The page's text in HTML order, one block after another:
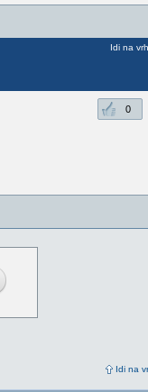
Idi na
Idi na vrh
0